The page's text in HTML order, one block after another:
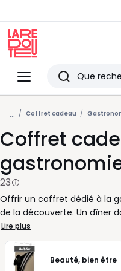
Menu
Redoute
Rechercher
Derniers
articles
vus
... Coffret cadeau
Coffret
23
Offrir un coffret dédié à la
de la découverte. Un dîner
en chambre d’hôtes avec
vins ou un atelier
les papilles et changent du
de cadeau qui sort de
Lire plus
Beauté, bien être